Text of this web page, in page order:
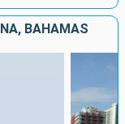
BAHAMAS